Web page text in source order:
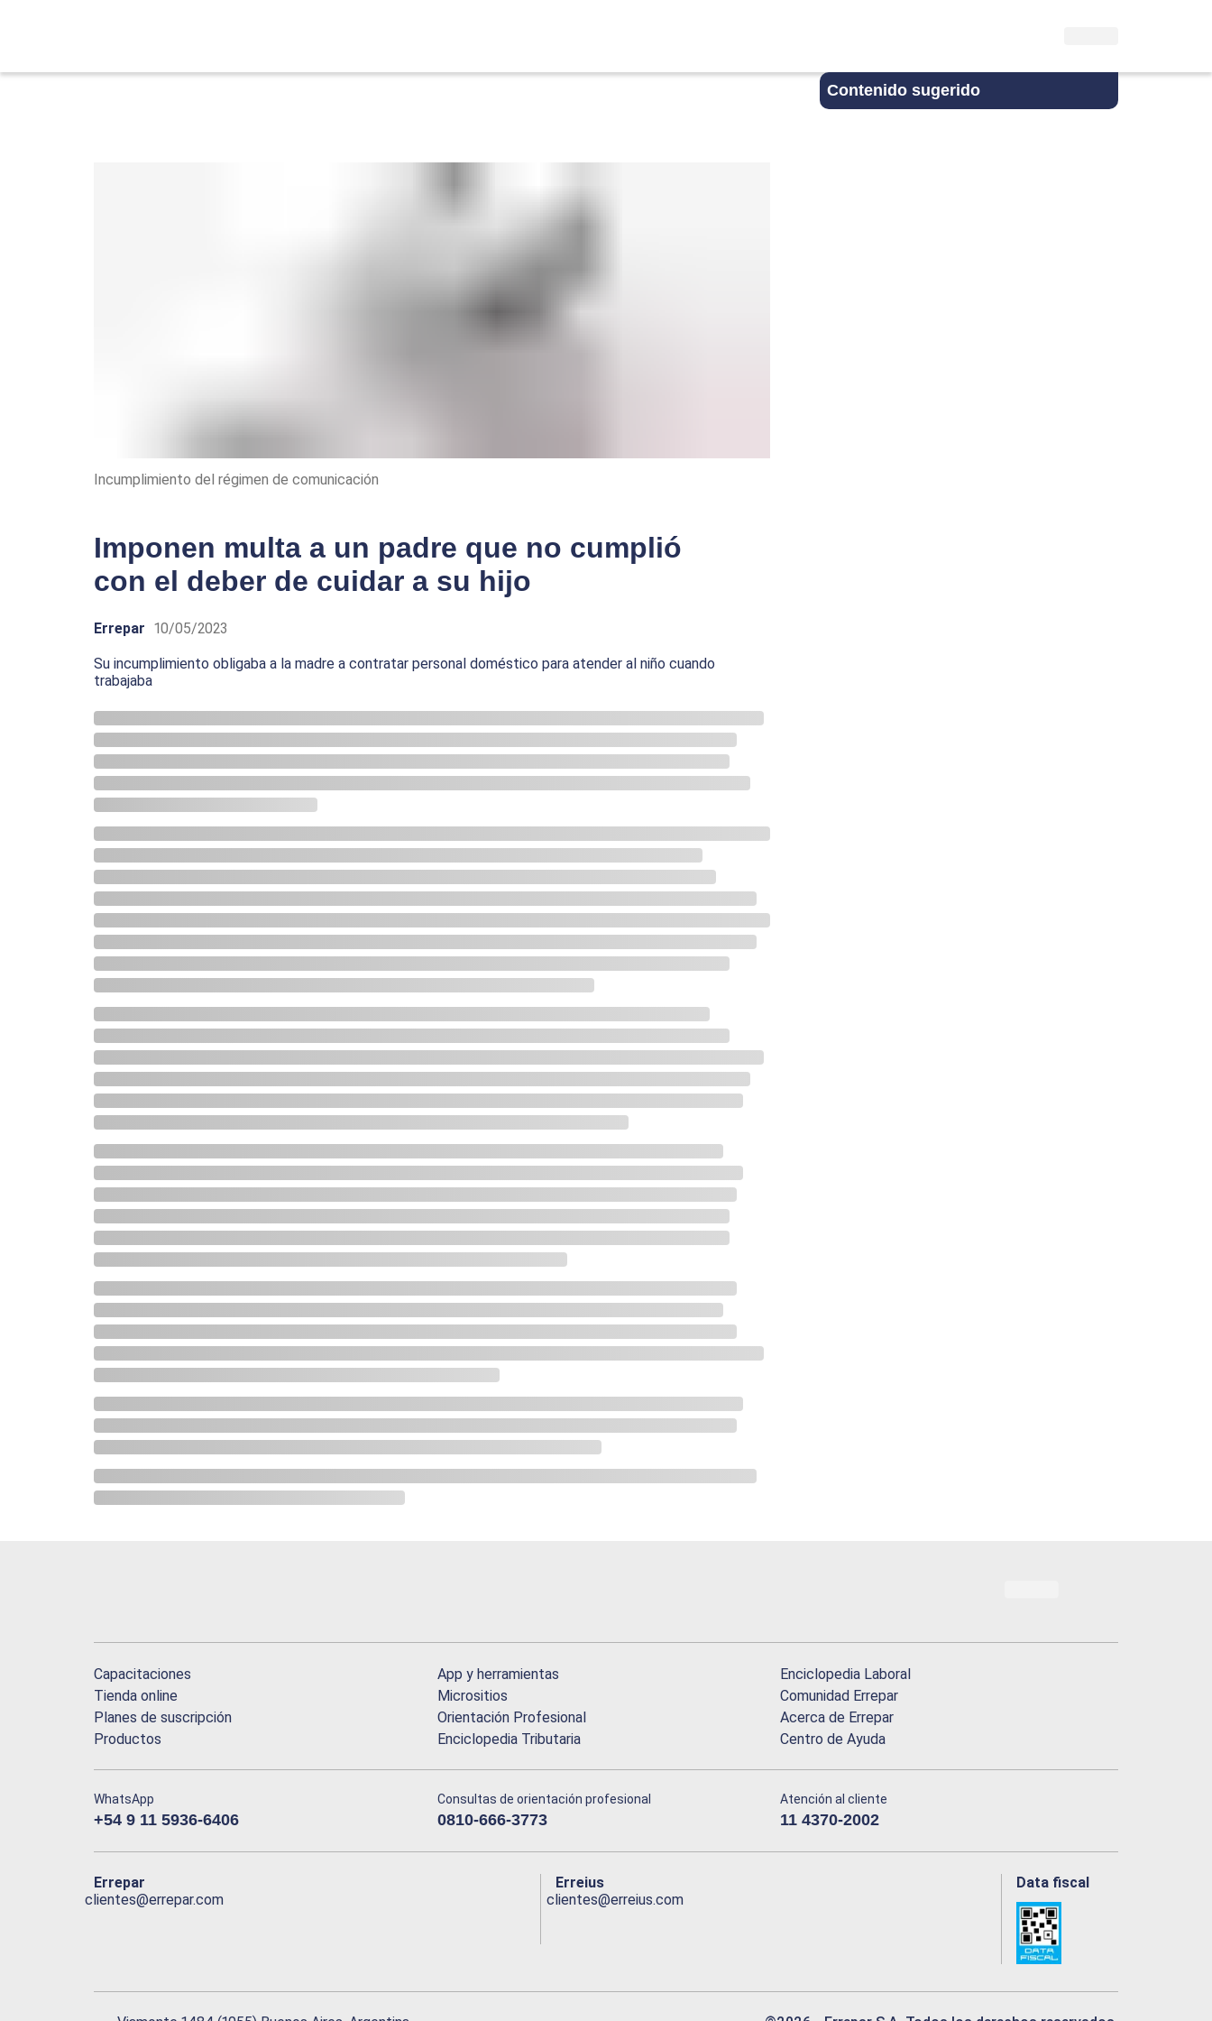
Contenido sugerido
Incumplimiento del régimen de comunicación
Imponen multa a un padre que no cumplió
con el deber de cuidar a su hijo
Errepar 10/05/2023
Su incumplimiento obligaba a la madre a contratar personal doméstico para atender al niño cuando
trabajaba
Capacitaciones
Tienda online
Planes de suscripción
Productos
App y herramientas
Micrositios
Orientación Profesional
Enciclopedia Tributaria
Enciclopedia Laboral
Comunidad Errepar
Acerca de Errepar
Centro de Ayuda
WhatsApp
+54 9 11 5936-6406
Consultas de orientación profesional
0810-666-3773
Atención al cliente
11 4370-2002
Errepar
clientes@errepar.com
Erreius
clientes@erreius.com
Data fiscal